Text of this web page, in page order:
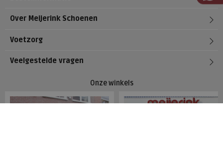
Over Meijerink Schoenen
Voetzorg
Veelgestelde vragen
Onze winkels